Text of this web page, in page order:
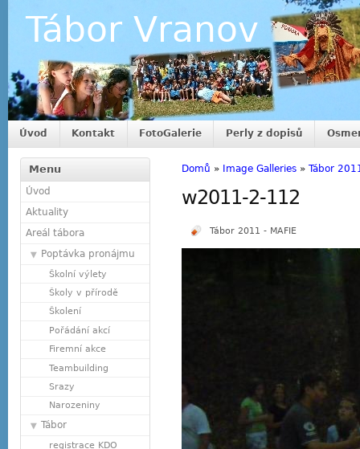
Tábor Vranov
Úvod Kontakt FotoGalerie Perly z dopisů
Menu
Úvod
Aktuality
Areál tábora
Poptávka pronájmu
Školní výlety
Školy v přírodě
Školení
Pořádání akcí
Firemní akce
Teambuilding
Srazy
Narozeniny
Tábor
registrace KDO
Domů » Image Galleries » Tábor
w2011-2-112
Tábor 2011 - MAFIE